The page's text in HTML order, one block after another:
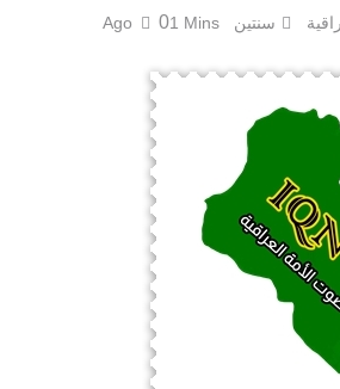
سنتين Ago 01 Mins